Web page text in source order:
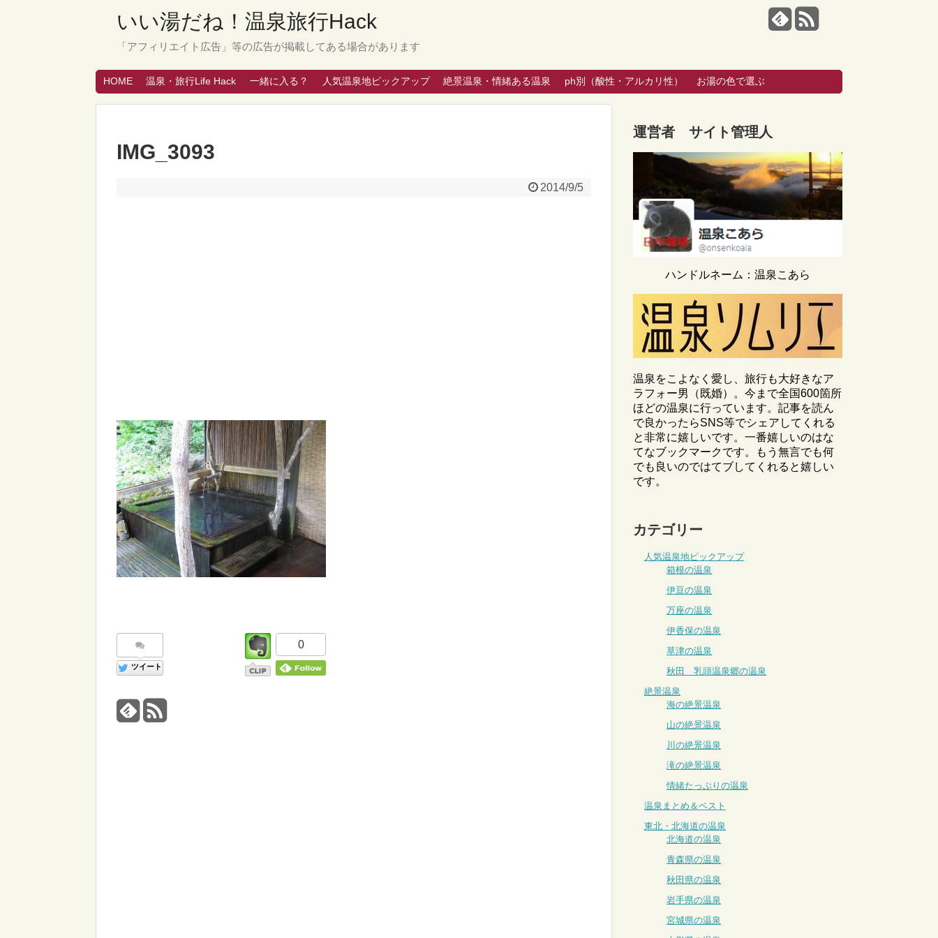
いい湯だね！温泉旅行Hack
「アフィリエイト広告」等の広告が掲載してある場合があります
HOME 温泉・旅行Life Hack 一緒に入る？ 人気温泉地ピックアップ 絶景温泉・情緒ある温泉 ph別（酸性・アルカリ性） お湯の色で選ぶ
IMG_3093
2014/9/5
ツイート
0
運営者 サイト管理人
ハンドルネーム：温泉こあら
温泉をこよなく愛し、旅行も大好きなア
ラフォー男（既婚）。今まで全国600箇所
ほどの温泉に行っています。記事を読ん
で良かったらSNS等でシェアしてくれる
と非常に嬉しいです。一番嬉しいのはな
てなブックマークです。もう無言でも何
でも良いのではてブしてくれると嬉しい
です。
カテゴリー
人気温泉地ピックアップ
箱根の温泉
伊豆の温泉
万座の温泉
伊香保の温泉
草津の温泉
秋田 乳頭温泉郷の温泉
絶景温泉
海の絶景温泉
山の絶景温泉
川の絶景温泉
滝の絶景温泉
情緒たっぷりの温泉
温泉まとめ＆ベスト
東北・北海道の温泉
北海道の温泉
青森県の温泉
秋田県の温泉
岩手県の温泉
宮城県の温泉